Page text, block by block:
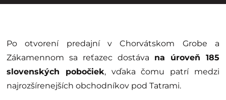
Po otvorení predajní v Chorvátskom Grobe a
Zákamennom sa reťazec dostáva na úroveň 185
slovenských pobočiek, vďaka čomu patrí medzi
najrozšírenejších obchodníkov pod Tatrami.